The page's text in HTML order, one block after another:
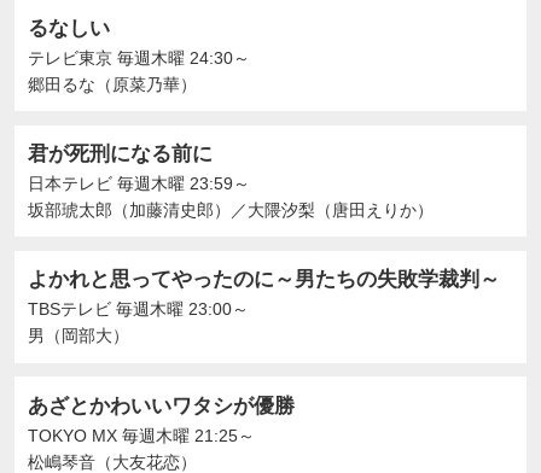
るなしい
テレビ東京 毎週木曜 24:30～
郷田るな（原菜乃華）
君が死刑になる前に
日本テレビ 毎週木曜 23:59～
坂部琥太郎（加藤清史郎）
／大隈汐梨（唐田えりか）
よかれと思ってやったのに～男たちの失敗学裁判～
TBSテレビ 毎週木曜 23:00～
男（岡部大）
あざとかわいいワタシが優勝
TOKYO MX 毎週木曜 21:25～
松嶋琴音（大友花恋）